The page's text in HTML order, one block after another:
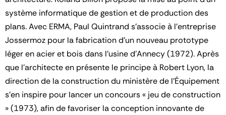
système informatique de gestion et de production des
plans. Avec ERMA, Paul Quintrand s'associe à l'entreprise
Jossermoz pour la fabrication d'un nouveau prototype
léger en acier et bois dans l'usine d'Annecy (1972). Après
que l'architecte en présente le principe à Robert Lyon, la
direction de la construction du ministère de l'Équipement
s'en inspire pour lancer un concours « jeu de construction
» (1973), afin de favoriser la conception innovante de